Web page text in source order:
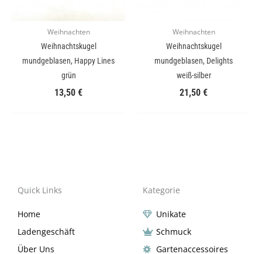
Weihnachten
Weihnachtskugel
mundgeblasen, Happy Lines
grün
13,50 €
Weihnachten
Weihnachtskugel
mundgeblasen, Delights
weiß-silber
21,50 €
Quick Links
Home
Ladengeschäft
Über Uns
Kategorie
Unikate
Schmuck
Gartenaccessoires